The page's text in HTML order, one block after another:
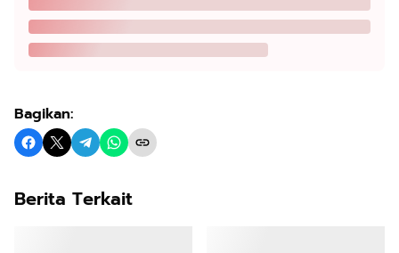
Bagikan:
Berita Terkait